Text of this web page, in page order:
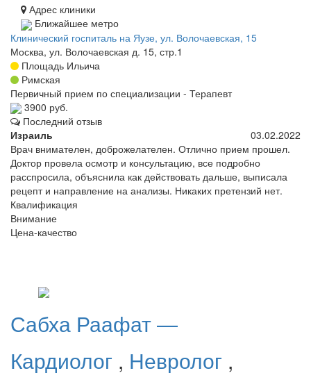
Адрес клиники
Ближайшее метро
Клинический госпиталь на Яузе, ул. Волочаевская, 15
Москва, ул. Волочаевская д. 15, стр.1
Площадь Ильича
Римская
Первичный прием по специализации - Терапевт
3900 руб.
Последний отзыв
Израиль
03.02.2022
Врач внимателен, доброжелателен. Отлично прием прошел.
Доктор провела осмотр и консультацию, все подробно
расспросила, объяснила как действовать дальше, выписала
рецепт и направление на анализы. Никаких претензий нет.
Квалификация
Внимание
Цена-качество
Сабха Раафат —
Кардиолог , Невролог ,